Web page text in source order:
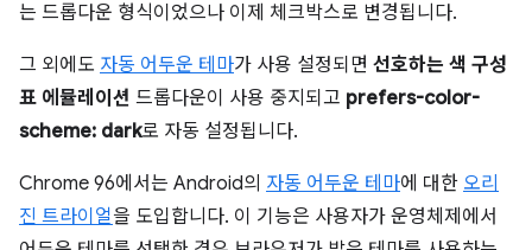
는 드롭다운 형식이었으나 이제 체크박스로 변경됩니다.
그 외에도 자동 어두운 테마가 사용 설정되면 선호하는 색 구성
표 에뮬레이션 드롭다운이 사용 중지되고 prefers-color-
scheme: dark로 자동 설정됩니다.
Chrome 96에서는 Android의 자동 어두운 테마에 대한 오리
진 트라이얼을 도입합니다. 이 기능은 사용자가 운영체제에서